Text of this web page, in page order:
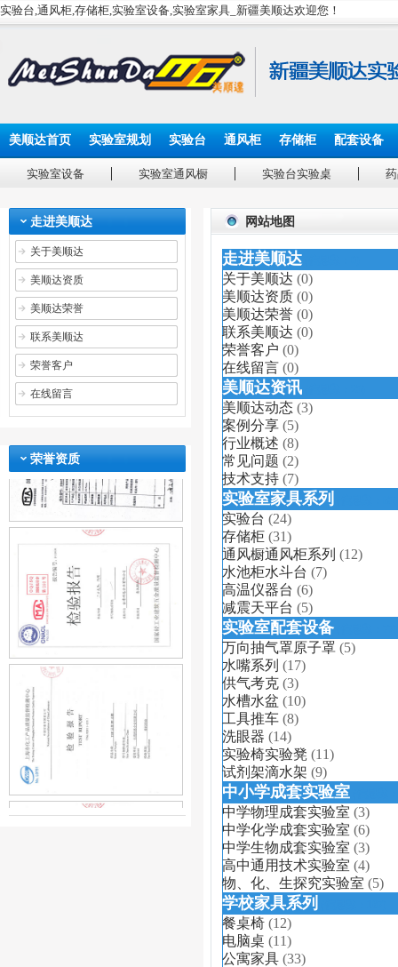
实验台,通风柜,存储柜,实验室设备,实验室家具_新疆美顺达欢迎您！
美顺达首页 实验室规划 实验台 通风柜 存储柜 配套设备
实验室设备 实验室通风橱 实验台实验桌
走进美顺达
关于美顺达
美顺达资质
美顺达荣誉
联系美顺达
荣誉客户
在线留言
荣誉资质
网站地图
走进美顺达
关于美顺达 (0)
美顺达资质 (0)
美顺达荣誉 (0)
联系美顺达 (0)
荣誉客户 (0)
在线留言 (0)
美顺达资讯
美顺达动态 (3)
案例分享 (5)
行业概述 (8)
常见问题 (2)
技术支持 (7)
实验室家具系列
实验台 (24)
存储柜 (31)
通风橱通风柜系列 (12)
水池柜水斗台 (7)
高温仪器台 (6)
减震天平台 (5)
实验室配套设备
万向抽气罩原子罩 (5)
水嘴系列 (17)
供气考克 (3)
水槽水盆 (10)
工具推车 (8)
洗眼器 (14)
实验椅实验凳 (11)
试剂架滴水架 (9)
中小学成套实验室
中学物理成套实验室 (3)
中学化学成套实验室 (6)
中学生物成套实验室 (3)
高中通用技术实验室 (4)
物、化、生探究实验室 (5)
学校家具系列
餐桌椅 (12)
电脑桌 (11)
公寓家具 (33)